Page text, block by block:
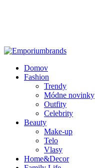
Domov
Fashion
Trendy
Módne novinky
Outfity
Celebrity
Beauty
Make-up
Telo
Vlasy
Home&Decor